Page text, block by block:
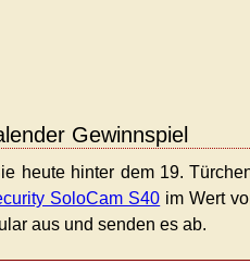
Gewinnspiel
heute hinter dem 19.
SoloCam S40 im Wert
aus und senden es ab.